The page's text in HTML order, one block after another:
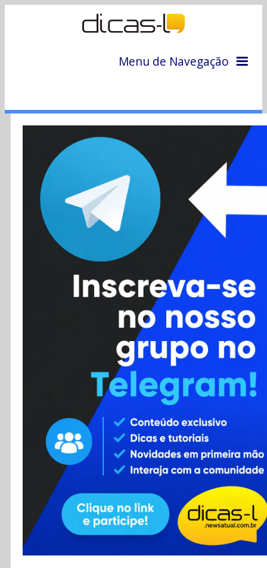
Menu de Navegação
Colunas
Colaboradores
Cursos
Enviar Dica
Contato
RSS